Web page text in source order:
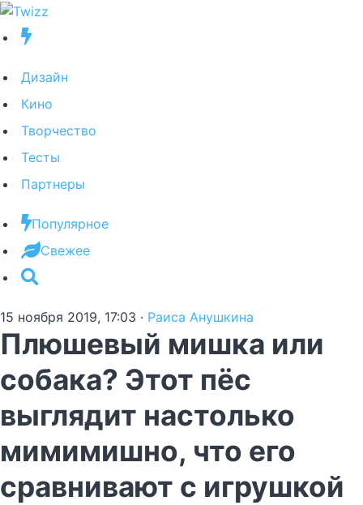
Дизайн
Кино
Творчество
Тесты
Партнеры
Популярное
Свежее
15 ноября 2019, 17:03 · Раиса Анушкина
Плюшевый мишка или
собака? Этот пёс
выглядит настолько
мимимишно, что его
сравнивают с игрушкой